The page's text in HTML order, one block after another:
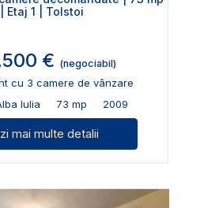
| Etaj 1 | Tolstoi
€ (negociabil)
cu 3 camere de vânzare
Iulia
73 mp 2009
mai multe detalii